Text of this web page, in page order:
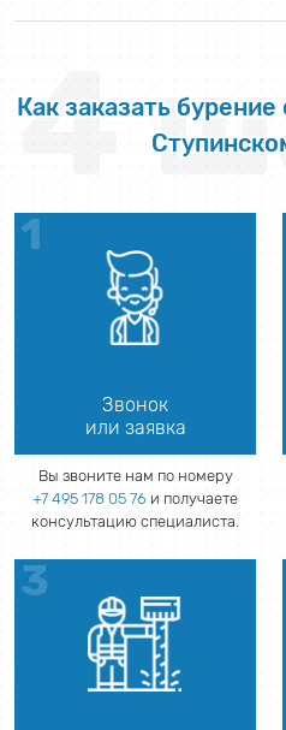
Как заказать
4
Звонок
или заявка
Вы звоните нам по номеру
+7 495 178 05 76 и получаете
консультацию специалиста.